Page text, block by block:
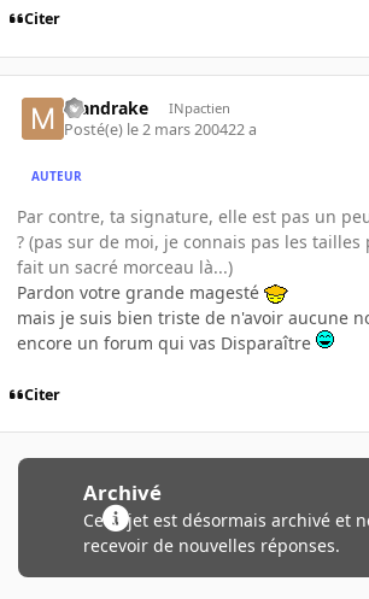
Citer
Mandrake INpactien
Posté(e) le 2 mars 200422 a
AUTEUR
Par contre, ta signature, elle est pas un
? (pas sur de moi, je connais pas les tailles
fait un sacré morceau là...)
Pardon votre grande magesté
mais je suis bien triste de n'avoir aucune
encore un forum qui vas Disparaître
Citer
Archivé
Ce sujet est désormais archivé et
recevoir de nouvelles réponses.